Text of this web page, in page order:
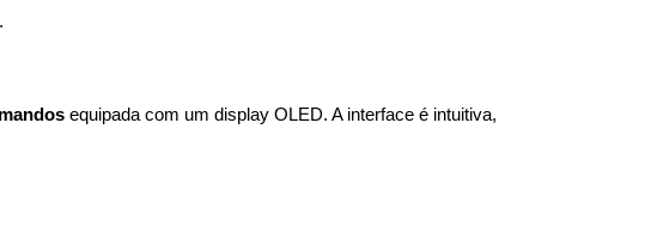
equipada com um display OLED. A interface é intuitiva,